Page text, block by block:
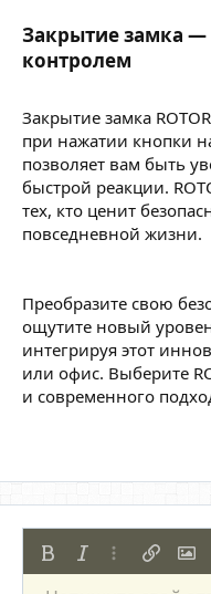
Закрытие замка —
контролем​
Закрытие замка
при нажатии кнопки
позволяет вам быть
быстрой реакции.
тех, кто ценит
повседневной жизни.
Преобразите свою
ощутите новый
интегрируя этот
или офис. Выберите
и современного
ЖирныйКурсив